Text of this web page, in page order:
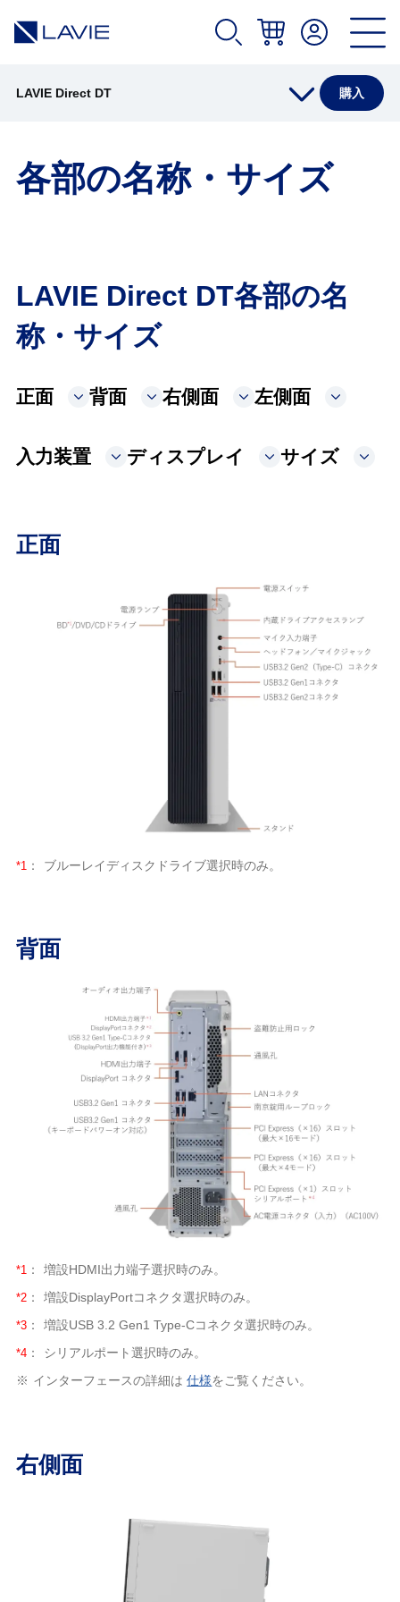
LAVIE Direct DT 購入
各部の名称・サイズ
各部の名称・サイズ
LAVIE Direct DT各部の名
称・サイズ
正面 背面 右側面 左側面
入力装置 ディスプレイ サイズ
正面
*1 ： ブルーレイディスクドライブ選択時のみ。
背面
*1 ： 増設HDMI出力端子選択時のみ。
*2 ： 増設DisplayPortコネクタ選択時のみ。
*3 ： 増設USB 3.2 Gen1 Type-Cコネクタ選択時のみ。
*4 ： シリアルポート選択時のみ。
※ インターフェースの詳細は仕様をご覧ください。
右側面